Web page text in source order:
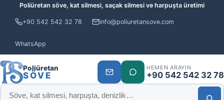
Poliüretan söve, kat silmesi, saçak silmesi ve harpuşta üretimi
+90 542 542 32 78 info@poliuretansove.com
WhatsApp
Poliüretan
SÖVE
HEMEN ARAYIN
+90 542 542 32 78